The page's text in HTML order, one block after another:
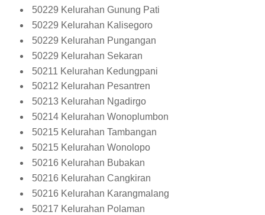
50229 Kelurahan Gunung Pati
50229 Kelurahan Kalisegoro
50229 Kelurahan Pungangan
50229 Kelurahan Sekaran
50211 Kelurahan Kedungpani
50212 Kelurahan Pesantren
50213 Kelurahan Ngadirgo
50214 Kelurahan Wonoplumbon
50215 Kelurahan Tambangan
50215 Kelurahan Wonolopo
50216 Kelurahan Bubakan
50216 Kelurahan Cangkiran
50216 Kelurahan Karangmalang
50217 Kelurahan Polaman